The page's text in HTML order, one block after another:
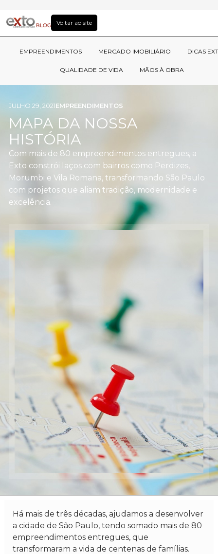
Voltar ao site
EMPREENDIMENTOS MERCADO IMOBILIÁRIO DICAS
QUALIDADE DE VIDA MÃOS À OBRA
Com mais de 80 empreendimentos entregues, a
Exto constrói laços com bairros como Perdizes,
Morumbi e Vila Romana, transformando São Paulo
com projetos que aliam tradição, modernidade e
excelência.
MAPA DA NOSSA
HISTÓRIA
JULHO 29, 2021EMPREENDIMENTOS
Há mais de três décadas, ajudamos a desenvolver
a cidade de São Paulo, tendo somado mais de 80
empreendimentos entregues, que
transformaram a vida de centenas de famílias.